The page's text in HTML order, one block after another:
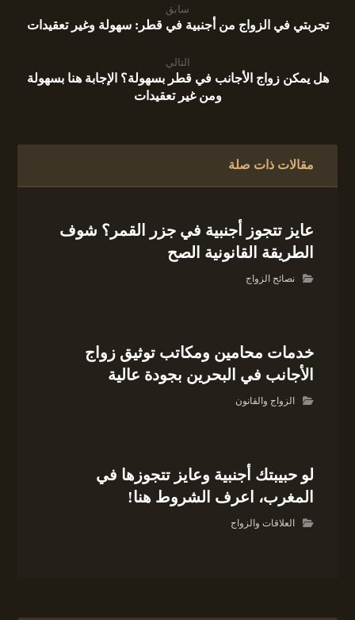
سابق
تجربتي في الزواج من أجنبية في قطر: سهولة وغير تعقيدات
التالي
هل يمكن زواج الأجانب في قطر بسهولة؟ الإجابة هنا بسهولة
ومن غير تعقيدات
مقالات ذات صلة
عايز تتجوز أجنبية في جزر القمر؟ شوف
الطريقة القانونية الصح
نصائح الزواج
خدمات محامين ومكاتب توثيق زواج
الأجانب في البحرين بجودة عالية
الزواج والقانون
لو حبيبتك أجنبية وعايز تتجوزها في
المغرب، اعرف الشروط هنا!
العلاقات والزواج